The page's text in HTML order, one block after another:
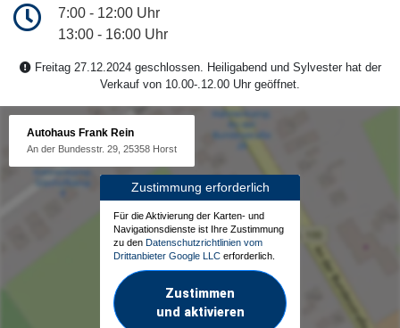
7:00 - 12:00 Uhr
13:00 - 16:00 Uhr
Freitag 27.12.2024 geschlossen. Heiligabend und Sylvester hat der
Verkauf von 10.00-.12.00 Uhr geöffnet.
Autohaus Frank Rein
An der Bundesstr. 29, 25358 Horst
Zustimmung erforderlich
Für die Aktivierung der Karten- und
Navigationsdienste ist Ihre Zustimmung
zu den Datenschutzrichtlinien vom
Drittanbieter Google LLC erforderlich.
Zustimmen
und aktivieren